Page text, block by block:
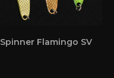
Spinner Flamingo SV